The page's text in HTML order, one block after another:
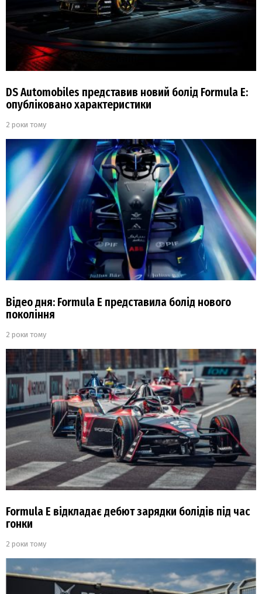
DS Automobiles представив новий болід Formula E:
опубліковано характеристики
2 роки тому
Відео дня: Formula E представила болід нового
покоління
2 роки тому
Formula E відкладає дебют зарядки болідів під час
гонки
2 роки тому